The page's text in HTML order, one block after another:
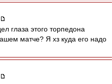
глаза этого торпедона
матче? Я хз куда его надо